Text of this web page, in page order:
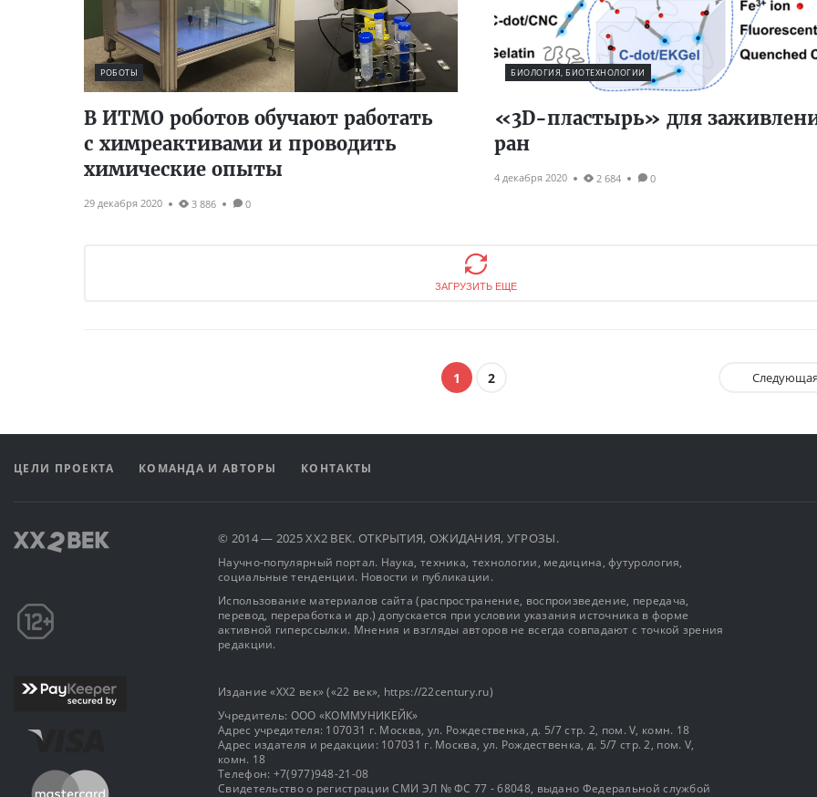
РОБОТЫ
В ИТМО роботов обучают работать
с химреактивами и проводить
химические опыты
29 декабря 2020 3 886 0
БИОЛОГИЯ, БИОТЕХНОЛОГИИ
«3D-пластырь» для
ран
4 декабря 2020 2 684 0
ЗАГРУЗИТЬ ЕЩЕ
1 2
ЦЕЛИ ПРОЕКТА КОМАНДА И АВТОРЫ КОНТАКТЫ
© 2014 — 2025 XX2 ВЕК. ОТКРЫТИЯ, ОЖИДАНИЯ, УГРОЗЫ.
Научно-популярный портал. Наука, техника, технологии, медицина, футурология,
социальные тенденции. Новости и публикации.
Использование материалов сайта (распространение, воспроизведение, передача,
перевод, переработка и др.) допускается при условии указания источника в форме
активной гиперссылки. Мнения и взгляды авторов не всегда совпадают с точкой зрения
редакции.
Издание «XX2 век» («22 век», https://22century.ru)
Учредитель: OOO «КОММУНИКЕЙК»
Адрес учредителя: 107031 г. Москва, ул. Рождественка, д. 5/7 стр. 2, пом. V, комн. 18
Адрес издателя и редакции: 107031 г. Москва, ул. Рождественка, д. 5/7 стр. 2, пом. V,
комн. 18
Телефон: +7(977)948-21-08
Свидетельство о регистрации СМИ ЭЛ № ФС 77 - 68048, выдано Федеральной службой